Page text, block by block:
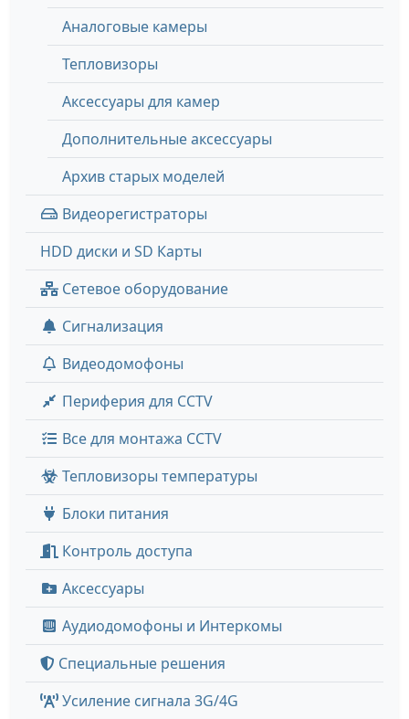
Аналоговые камеры
Тепловизоры
Аксессуары для камер
Дополнительные аксессуары
Архив старых моделей
Видеорегистраторы
HDD диски и SD Карты
Сетевое оборудование
Сигнализация
Видеодомофоны
Периферия для CCTV
Все для монтажа CCTV
Тепловизоры температуры
Блоки питания
Контроль доступа
Аксессуары
Аудиодомофоны и Интеркомы
Специальные решения
Усиление сигнала 3G/4G